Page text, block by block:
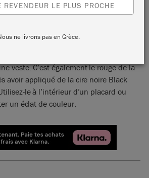
SILK
veste. C’est également le rouge de la
avoir appliqué de la cire noire Black
le à l’intérieur d’un placard ou
un éclat de couleur.
REVENDEUR LE PLUS PROCHE
ne livrons pas en Grèce.